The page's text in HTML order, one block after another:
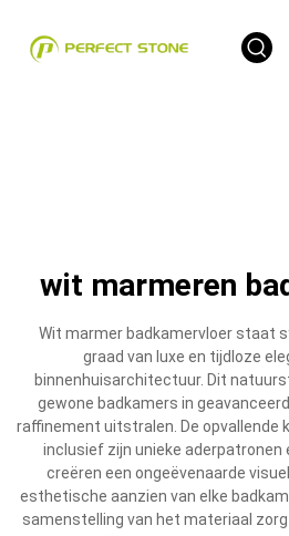
wit marmeren
Wit marmer badkamervloer staat
graad van luxe en tijdloze
binnenhuisarchitectuur. Dit
gewone badkamers in
raffinement uitstralen. De opvallende
inclusief zijn unieke
creëren een ongeëvenaarde
esthetische aanzien van elke
samenstelling van het materiaal